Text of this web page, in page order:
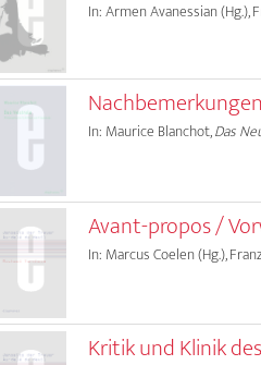
In: Armen Avanessian (Hg.),
In: Maurice Blanchot,Das
Avant-propos /
In: Marcus Coelen (Hg.),
Kritik und Klinik